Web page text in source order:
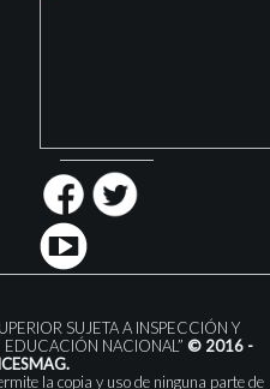
SUJETA A INSPECCIÓN Y
EDUCACIÓN NACIONAL” © 2016 -
la copia y uso de ninguna parte de